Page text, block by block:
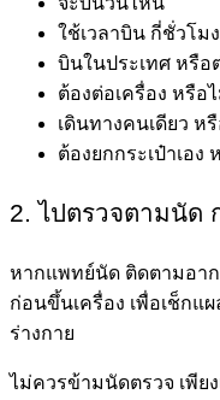
ใช้เวลาบิน กี่ชั่วโมง
บินในประเทศ หรือ
ต้องต่อเครื่อง หรือ
เดินทางคนเดียว ห
ต้องยกกระเป๋าเอง
2. ไปตรวจตามนัด
หากแพทย์นัด ติดตามอา
ก่อนขึ้นเครื่อง เพื่อเช็กแ
ร่างกาย
ไม่ควรข้ามนัดตรวจ เพียง